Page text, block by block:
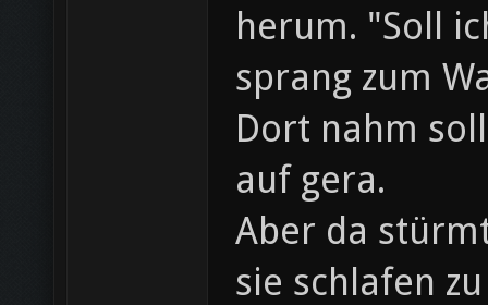
herum. "Soll
sprang zum
Dort nahm
auf gera.
Aber da
sie schlafen